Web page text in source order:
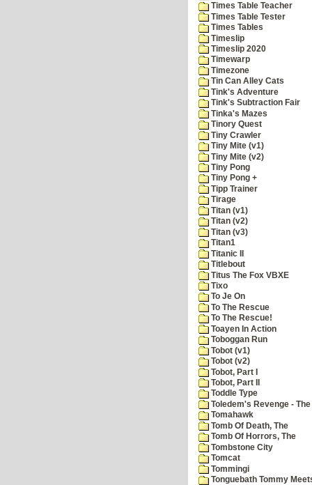
Times Table Teacher
Times Table Tester
Times Tables
Timeslip
Timeslip 2020
Timewarp
Timezone
Tin Can Alley Cats
Tink's Adventure
Tink's Subtraction Fair
Tinka's Mazes
Tinory Quest
Tiny Crawler
Tiny Mite (v1)
Tiny Mite (v2)
Tiny Pong
Tiny Pong +
Tipp Trainer
Tirage
Titan (v1)
Titan (v2)
Titan (v3)
Titan1
Titanic II
Titlebout
Titus The Fox VBXE
Tixo
To Je On
To The Rescue
To The Rescue!
Toayen In Action
Toboggan Run
Tobot (v1)
Tobot (v2)
Tobot, Part I
Tobot, Part II
Toddle Type
Toledem's Revenge - The
Tomahawk
Tomb Of Death, The
Tomb Of Horrors, The
Tombstone City
Tomcat
Tommingi
Tonguebath Tommy